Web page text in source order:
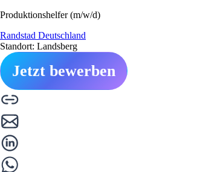
Produktionshelfer (m/w/d)
Randstad Deutschland
Standort: Landsberg
Jetzt bewerben